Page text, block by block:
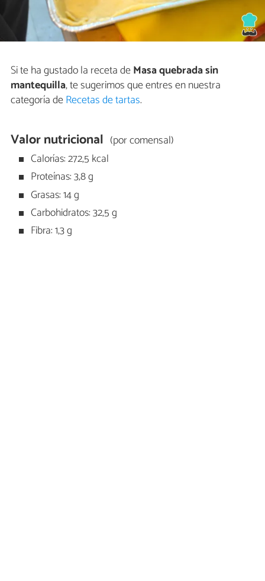
Si te ha gustado la receta deMasa quebrada sin
mantequilla, te sugerimos que entres en nuestra
categoría deRecetas de tartas.
Valor nutricional (por comensal)
Calorías: 272,5 kcal
Proteínas: 3,8 g
Grasas: 14 g
Carbohidratos: 32,5 g
Fibra: 1,3 g